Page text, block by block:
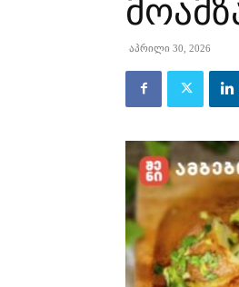
აპრილი 30, 2026